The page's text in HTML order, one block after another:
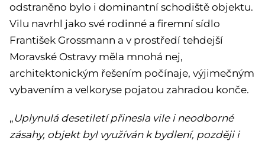
odstraněno bylo i dominantní schodiště objektu.
Vilu navrhl jako své rodinné a firemní sídlo
František Grossmann a v prostředí tehdejší
Moravské Ostravy měla mnohá nej,
architektonickým řešením počínaje, výjimečným
vybavením a velkoryse pojatou zahradou konče.
„Uplynulá desetiletí přinesla vile i neodborné
zásahy, objekt byl využíván k bydlení, později i